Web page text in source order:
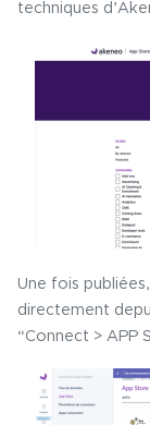
techniques
Une fois
directement
“Connect > APP